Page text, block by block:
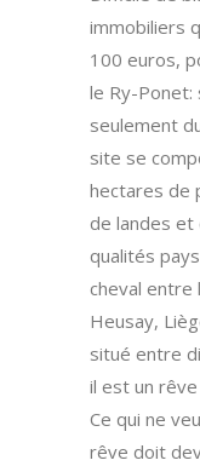
immobiliers
100 euros,
le Ry-
seulement
site se
hectares de
de landes
qualités
cheval entre
Heusay,
situé entre
il est un
Ce qui ne
rêve doit